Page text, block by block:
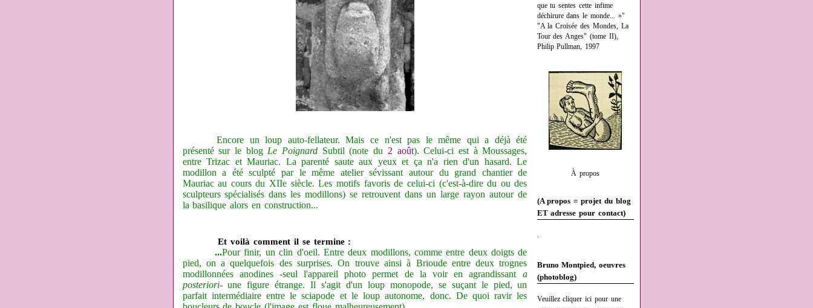
que tu sentes cette infime
déchirure dans le monde... »"
"A la Croisée des Mondes, La
Tour des Anges" (tome II),
Philip Pullman, 1997
À propos
(A propos = projet du blog
ET adresse pour contact)
.
Bruno Montpied, oeuvres
(photoblog)
Veuillez cliquer ici pour une
Encore un loup auto-fellateur. Mais ce n'est pas le même qui a déjà été
présenté sur le blog Le Poignard Subtil (note du 2 août). Celui-ci est à Moussages,
entre Trizac et Mauriac. La parenté saute aux yeux et ça n'a rien d'un hasard. Le
modillon a été sculpté par le même atelier sévissant autour du grand chantier de
Mauriac au cours du XIIe siècle. Les motifs favoris de celui-ci (c'est-à-dire du ou des
sculpteurs spécialisés dans les modillons) se retrouvent dans un large rayon autour de
la basilique alors en construction...
Et voilà comment il se termine :
...Pour finir, un clin d'oeil. Entre deux modillons, comme entre deux doigts de
pied, on a quelquefois des surprises. On trouve ainsi à Brioude entre deux trognes
modillonnées anodines -seul l'appareil photo permet de la voir en agrandissant a
posteriori-une figure étrange. Il s'agit d'un loup monopode, se suçant le pied, un
parfait intermédiaire entre le sciapode et le loup autonome, donc. De quoi ravir les